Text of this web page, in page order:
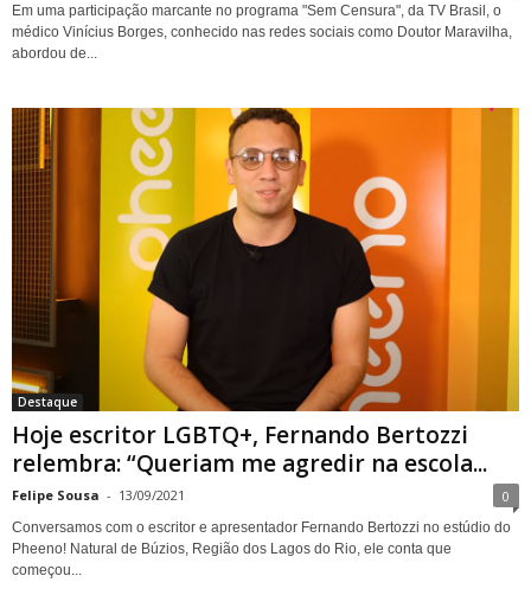
Em uma participação marcante no programa "Sem Censura", da TV Brasil, o
médico Vinícius Borges, conhecido nas redes sociais como Doutor Maravilha,
abordou de...
Destaque
Hoje escritor LGBTQ+, Fernando Bertozzi
relembra: “Queriam me agredir na escola...
Felipe Sousa - 13/09/2021 0
Conversamos com o escritor e apresentador Fernando Bertozzi no estúdio do
Pheeno! Natural de Búzios, Região dos Lagos do Rio, ele conta que
começou...